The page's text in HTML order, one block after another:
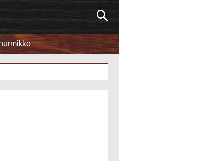
Huonekalut